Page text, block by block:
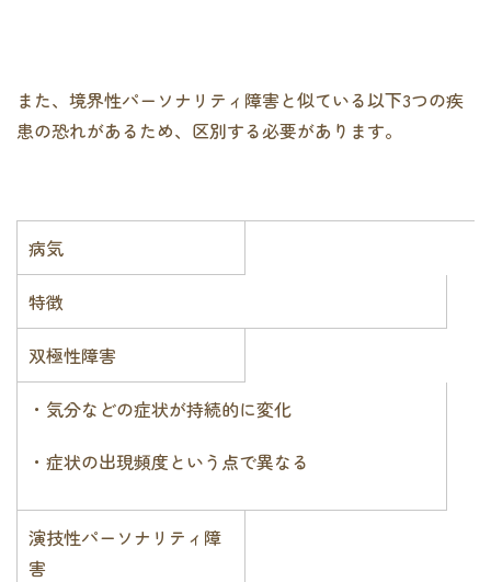
また、境界性パーソナリティ障害と似ている以下3つの疾
患の恐れがあるため、区別する必要があります。
病気
特徴
双極性障害
・気分などの症状が持続的に変化
・症状の出現頻度という点で異なる
演技性パーソナリティ障
害